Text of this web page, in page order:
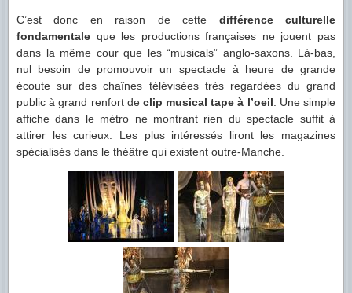
C’est donc en raison de cette différence culturelle
fondamentale que les productions françaises ne jouent pas
dans la même cour que les “musicals” anglo-saxons. Là-bas,
nul besoin de promouvoir un spectacle à heure de grande
écoute sur des chaînes télévisées très regardées du grand
public à grand renfort de clip musical tape à l’oeil. Une simple
affiche dans le métro ne montrant rien du spectacle suffit à
attirer les curieux. Les plus intéressés liront les magazines
spécialisés dans le théâtre qui existent outre-Manche.